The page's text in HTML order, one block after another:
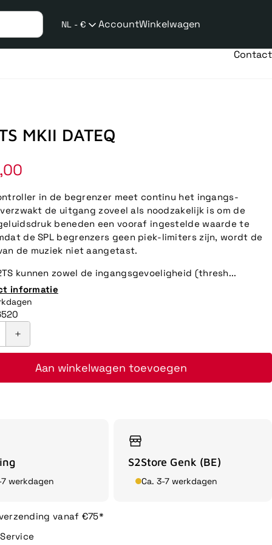
NL - €
taalwijziging
AccountWinkelwagen
Contact
MKII DATEQ
in de begrenzer meet continu het ingangs-
de uitgang zoveel als noodzakelijk is om de
beneden een vooraf ingestelde waarde te
de SPL begrenzers geen piek-limiters zijn, wordt de
de muziek niet aangetast.
kunnen zowel de ingangsgevoeligheid (thresh...
informatie
Aan winkelwagen toevoegen
7 werkdagen
S2Store Genk (BE)
Ca. 3-7 werkdagen
vanaf €75*